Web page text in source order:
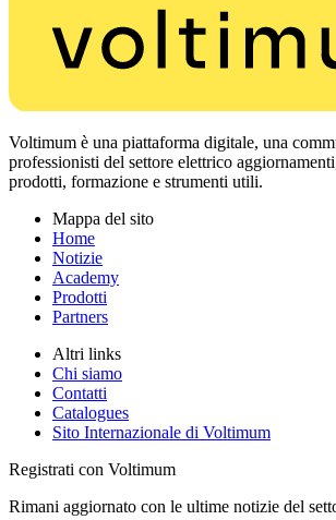
Voltimum è una piattaforma digitale, una
professionisti del settore elettrico
prodotti, formazione e strumenti utili.
Mappa del sito
Home
Notizie
Academy
Prodotti
Partners
Altri links
Chi siamo
Contatti
Catalogues
Sito Internazionale di Voltimum
Registrati con Voltimum
Rimani aggiornato con le ultime notizie del